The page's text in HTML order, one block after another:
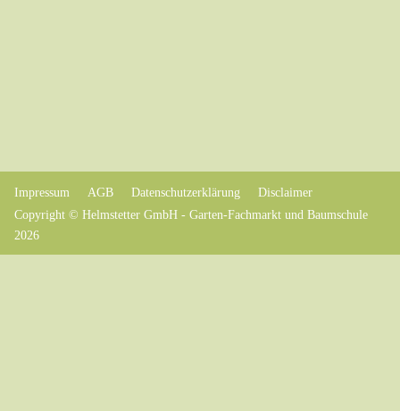
Impressum AGB Datenschutzerklärung
Disclaimer
Copyright © Helmstetter GmbH - Garten-Fachmarkt und Baumschule
2026